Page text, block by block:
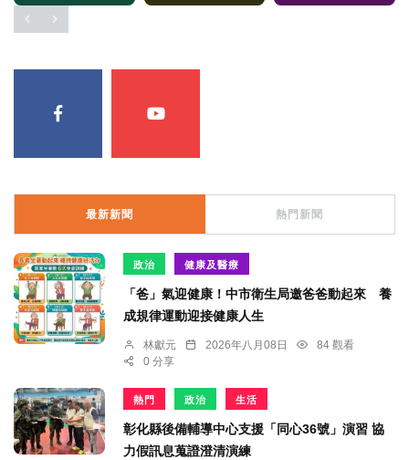
最新新聞 熱門新聞
政治 健康及醫療
「爸」氣迎健康！中市衛生局邀爸爸動起來 養
成規律運動迎接健康人生
林獻元 2026年八月08日
84 觀看
0 分享
熱門 政治 生活
彰化縣後備輔導中心支援「同心36號」演習 協
力假訊息蒐證澄清演練